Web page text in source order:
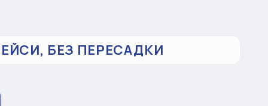
БЕЗ ПЕРЕСАДКИ